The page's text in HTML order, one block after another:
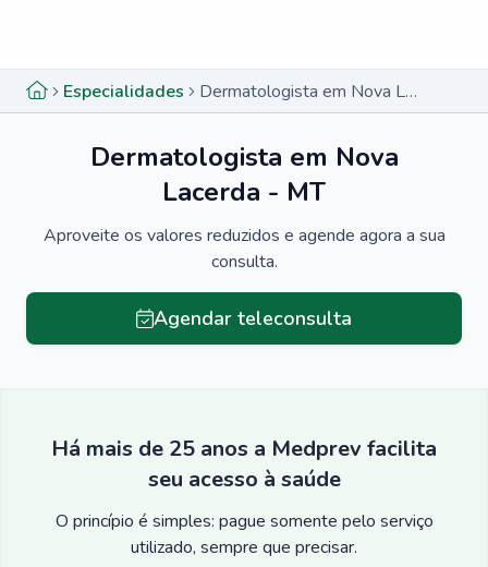
Especialidades Dermatologista em Nova Lacerda - MT
Dermatologista em Nova
Lacerda - MT
Aproveite os valores reduzidos e agende agora a sua
consulta.
Agendar teleconsulta
Há mais de 25 anos a Medprev facilita
seu acesso à saúde
O princípio é simples: pague somente pelo serviço
utilizado, sempre que precisar.